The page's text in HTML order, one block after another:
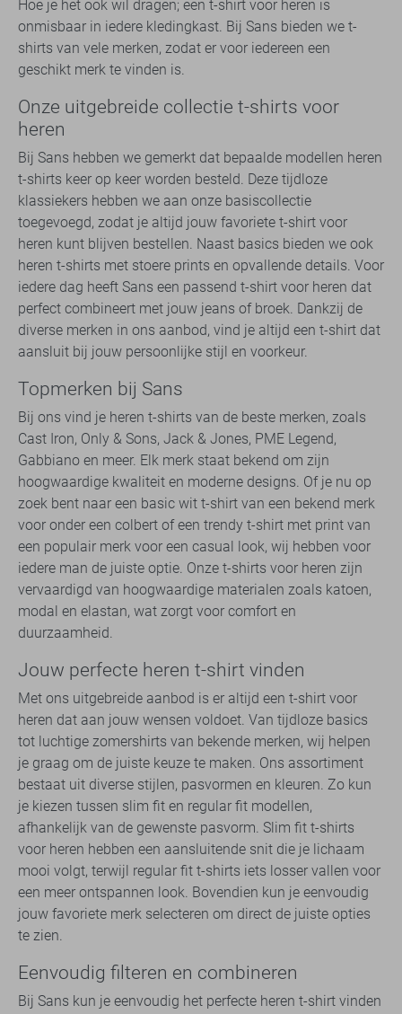
Hoe je het ook wil dragen; een t-shirt voor heren is
onmisbaar in iedere kledingkast. Bij Sans bieden we t-
shirts van vele merken, zodat er voor iedereen een
geschikt merk te vinden is.
Onze uitgebreide collectie t-shirts voor
heren
Bij Sans hebben we gemerkt dat bepaalde modellen heren
t-shirts keer op keer worden besteld. Deze tijdloze
klassiekers hebben we aan onze basiscollectie
toegevoegd, zodat je altijd jouw favoriete t-shirt voor
heren kunt blijven bestellen. Naast basics bieden we ook
heren t-shirts met stoere prints en opvallende details. Voor
iedere dag heeft Sans een passend t-shirt voor heren dat
perfect combineert met jouw jeans of broek. Dankzij de
diverse merken in ons aanbod, vind je altijd een t-shirt dat
aansluit bij jouw persoonlijke stijl en voorkeur.
Topmerken bij Sans
Bij ons vind je heren t-shirts van de beste merken, zoals
Cast Iron, Only & Sons, Jack & Jones, PME Legend,
Gabbiano en meer. Elk merk staat bekend om zijn
hoogwaardige kwaliteit en moderne designs. Of je nu op
zoek bent naar een basic wit t-shirt van een bekend merk
voor onder een colbert of een trendy t-shirt met print van
een populair merk voor een casual look, wij hebben voor
iedere man de juiste optie. Onze t-shirts voor heren zijn
vervaardigd van hoogwaardige materialen zoals katoen,
modal en elastan, wat zorgt voor comfort en
duurzaamheid.
Jouw perfecte heren t-shirt vinden
Met ons uitgebreide aanbod is er altijd een t-shirt voor
heren dat aan jouw wensen voldoet. Van tijdloze basics
tot luchtige zomershirts van bekende merken, wij helpen
je graag om de juiste keuze te maken. Ons assortiment
bestaat uit diverse stijlen, pasvormen en kleuren. Zo kun
je kiezen tussen slim fit en regular fit modellen,
afhankelijk van de gewenste pasvorm. Slim fit t-shirts
voor heren hebben een aansluitende snit die je lichaam
mooi volgt, terwijl regular fit t-shirts iets losser vallen voor
een meer ontspannen look. Bovendien kun je eenvoudig
jouw favoriete merk selecteren om direct de juiste opties
te zien.
Eenvoudig filteren en combineren
Bij Sans kun je eenvoudig het perfecte heren t-shirt vinden